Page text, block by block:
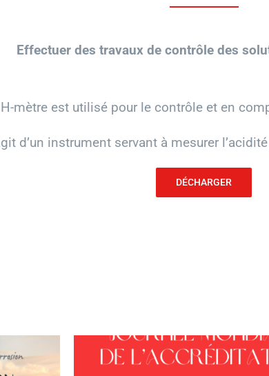
Effectuer des travaux de contrôle des
mètre est utilisé pour le contrôle et en
d’un instrument servant à mesurer
DÉCHARGER